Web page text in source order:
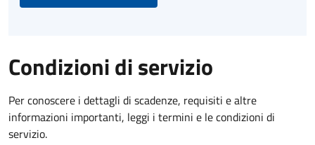
Condizioni di servizio
Per conoscere i dettagli di scadenze, requisiti e altre
informazioni importanti, leggi i termini e le condizioni di
servizio.